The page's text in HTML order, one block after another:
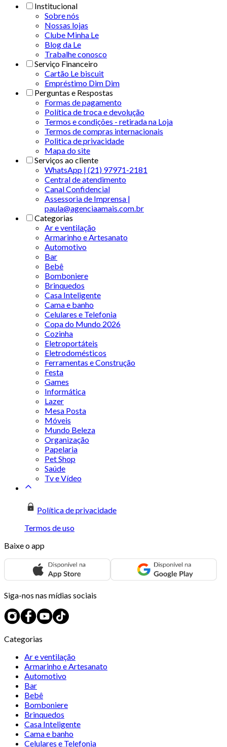
Institucional
Sobre nós
Nossas lojas
Clube Minha Le
Blog da Le
Trabalhe conosco
Serviço Financeiro
Cartão Le biscuit
Empréstimo Dim Dim
Perguntas e Respostas
Formas de pagamento
Política de troca e devolução
Termos e condições - retirada na Loja
Termos de compras internacionais
Politica de privacidade
Mapa do site
Serviços ao cliente
WhatsApp | (21) 97971-2181
Central de atendimento
Canal Confidencial
Assessoria de Imprensa |
paula@agenciaamais.com.br
Categorias
Ar e ventilação
Armarinho e Artesanato
Automotivo
Bar
Bebê
Bomboniere
Brinquedos
Casa Inteligente
Cama e banho
Celulares e Telefonia
Copa do Mundo 2026
Cozinha
Eletroportáteis
Eletrodomésticos
Ferramentas e Construção
Festa
Games
Informática
Lazer
Mesa Posta
Móveis
Mundo Beleza
Organização
Papelaria
Pet Shop
Saúde
Tv e Vídeo
Política de privacidade
Termos de uso
Baixe o app
Siga-nos nas mídias sociais
Categorias
Ar e ventilação
Armarinho e Artesanato
Automotivo
Bar
Bebê
Bomboniere
Brinquedos
Casa Inteligente
Cama e banho
Celulares e Telefonia